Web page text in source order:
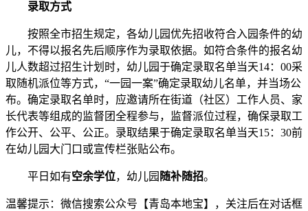
录取方式
按照全市招生规定，各幼儿园优先招收符合入园条件的幼
儿，不得以报名先后顺序作为录取依据。如符合条件的报名幼
儿人数超过招生计划时，幼儿园于确定录取名单当天14：00采
取随机派位等方式，“一园一案”确定录取幼儿名单，并当场公
布。确定录取名单时，应邀请所在街道（社区）工作人员、家
长代表等组成的监督团全程参与，监督派位过程，确保录取工
作公开、公平、公正。录取结果于确定录取名单当天15：30前
在幼儿园大门口或宣传栏张贴公布。
平日如有空余学位，幼儿园 随补随招。
温馨提示：微信搜索公众号【青岛本地宝】，关注后在对话框